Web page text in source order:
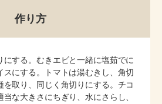
作り方
する。むきエビと一緒に塩茹でに
スにする。トマトは湯むきし、角切
を取り、同じく角切りにする。チコ
な大きさにちぎり、水にさらし、